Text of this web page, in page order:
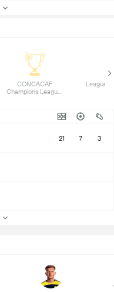
CONCACAF
Champions League
21 7 3